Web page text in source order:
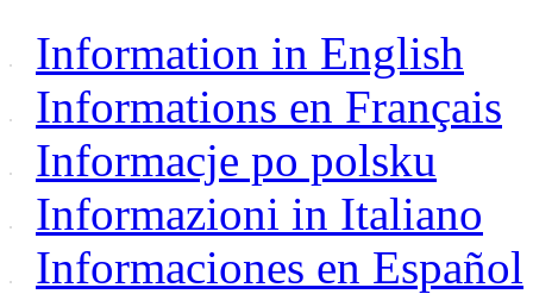
Information in English
Informations en Français
Informacje po polsku
Informazioni in Italiano
Informaciones en Español